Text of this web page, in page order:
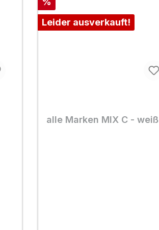
Leider ausverkauft!
alle Marken MIX C - weiß